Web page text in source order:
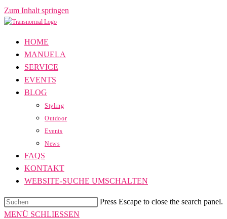
Zum Inhalt springen
HOME
MANUELA
SERVICE
EVENTS
BLOG
Styling
Outdoor
Events
News
FAQS
KONTAKT
WEBSITE-SUCHE UMSCHALTEN
Press Escape to close the search panel.
MENÜ SCHLIESSEN